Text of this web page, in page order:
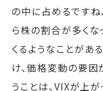
の中に占めるですね
ら株の割合が多くな
くるようなことがあ
け、価格変動の要因
うことは、VIXが上